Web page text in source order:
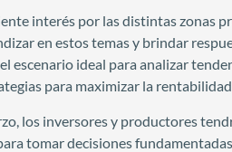
interés por las distintas zonas
en estos temas y brindar
escenario ideal para analizar
para maximizar la
los inversores y productores
tomar decisiones